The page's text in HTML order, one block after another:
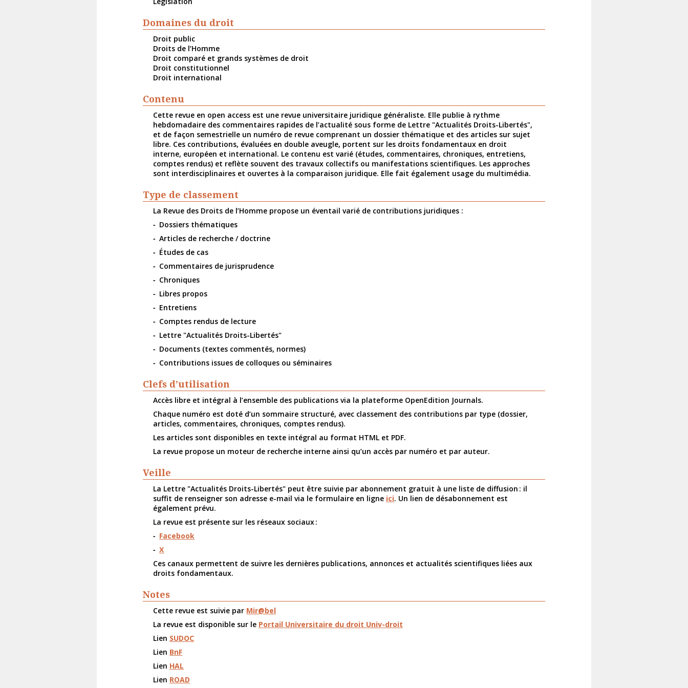
Domaines du droit
Droit public
Droits de l’Homme
Droit comparé et grands systèmes de droit
Droit constitutionnel
Droit international
Contenu
Cette revue en open access est une revue universitaire juridique généraliste. Elle publie à rythme
hebdomadaire des commentaires rapides de l’actualité sous forme de Lettre "Actualités Droits-Libertés",
et de façon semestrielle un numéro de revue comprenant un dossier thématique et des articles sur sujet
libre. Ces contributions, évaluées en double aveugle, portent sur les droits fondamentaux en droit
interne, européen et international. Le contenu est varié (études, commentaires, chroniques, entretiens,
comptes rendus) et reflète souvent des travaux collectifs ou manifestations scientifiques. Les approches
sont interdisciplinaires et ouvertes à la comparaison juridique. Elle fait également usage du multimédia.
Type de classement
La Revue des Droits de l’Homme propose un éventail varié de contributions juridiques :
Dossiers thématiques
Articles de recherche / doctrine
Études de cas
Commentaires de jurisprudence
Chroniques
Libres propos
Entretiens
Comptes rendus de lecture
Lettre "Actualités Droits-Libertés"
Documents (textes commentés, normes)
Contributions issues de colloques ou séminaires
Clefs d’utilisation
Accès libre et intégral à l’ensemble des publications via la plateforme OpenEdition Journals.
Chaque numéro est doté d’un sommaire structuré, avec classement des contributions par type (dossier,
articles, commentaires, chroniques, comptes rendus).
Les articles sont disponibles en texte intégral au format HTML et PDF.
La revue propose un moteur de recherche interne ainsi qu’un accès par numéro et par auteur.
Veille
La Lettre "Actualités Droits-Libertés" peut être suivie par abonnement gratuit à une liste de diffusion : il
suffit de renseigner son adresse e-mail via le formulaire en ligne ici. Un lien de désabonnement est
également prévu.
La revue est présente sur les réseaux sociaux :
Facebook
X
Ces canaux permettent de suivre les dernières publications, annonces et actualités scientifiques liées aux
droits fondamentaux.
Notes
Cette revue est suivie par Mir@bel
La revue est disponible sur le Portail Universitaire du droit Univ-droit
Lien SUDOC
Lien BnF
Lien HAL
Lien ROAD